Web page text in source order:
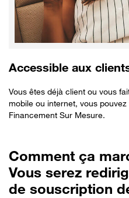
Accessible aux
Vous êtes déjà client ou vous
mobile ou internet, vous
Financement Sur Mesure.
Comment ça
Vous serez
de souscription